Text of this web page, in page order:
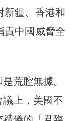
新疆、香港和
責中國威脅全
荒腔無據。
上，美國不